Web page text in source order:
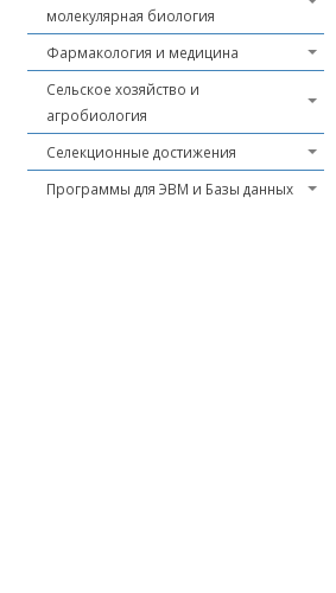
молекулярная биология
Фармакология и медицина
Сельское хозяйство и
агробиология
Селекционные достижения
Программы для ЭВМ и Базы данных